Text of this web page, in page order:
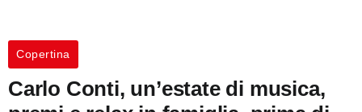
Copertina
Carlo Conti, un’estate di musica,